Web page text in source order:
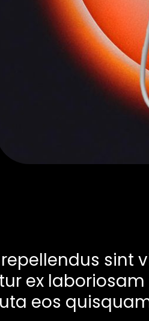
sint
ex
eos